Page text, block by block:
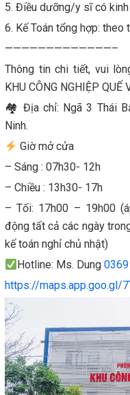
5. Điều dưỡng/y sĩ có
6. Kế Toán tổng hợp: theo
—————————————–
Thông tin chi tiết, vui
KHU CÔNG NGHIỆP QUẾ
🏘 Địa chỉ: Ngã 3 Thái
Ninh.
Giờ mở cửa
– Sáng : 07h30- 12h
– Chiều : 13h30- 17h
– Tối: 17h00 – 19h00
động tất cả các ngày
kế toán nghỉ chủ nhật)
Hotline: Ms. Dung
https://maps.app.goo.gl/